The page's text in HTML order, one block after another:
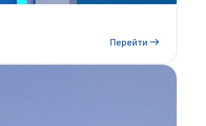
Перейти